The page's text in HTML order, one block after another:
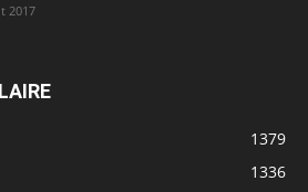
2017
1379
1336